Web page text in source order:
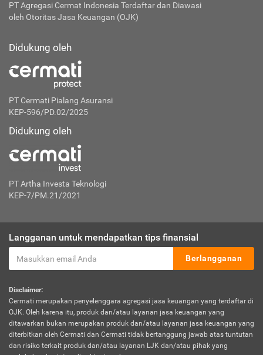
PT Agregasi Cermat Indonesia Terdaftar dan Diawasi
oleh Otoritas Jasa Keuangan (OJK)
Didukung oleh
PT Cermati Pialang Asuransi
KEP-596/PD.02/2025
Didukung oleh
PT Artha Investa Teknologi
KEP-7/PM.21/2021
Langganan untuk mendapatkan tips finansial
Berlangganan
Disclaimer:
Cermati merupakan penyelenggara agregasi jasa keuangan yang terdaftar di
OJK. Oleh karena itu, produk dan/atau layanan jasa keuangan yang
ditawarkan bukan merupakan produk dan/atau layanan jasa keuangan yang
diterbitkan oleh Cermati dan Cermati tidak bertanggung jawab atas tuntutan
dan risiko terkait produk dan/atau layanan LJK dan/atau pihak yang